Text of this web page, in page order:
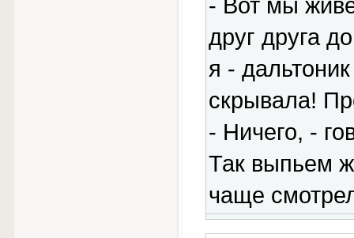
- Вот мы
друг друга
я -
скрывала!
- Ничего, -
Так выпьем
чаще